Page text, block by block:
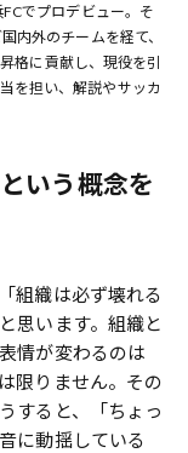
でプロデビュー。そ
内外のチームを経て、
格に貢献し、現役を引
を担い、解説やサッカ
いう概念を
組織は必ず壊れる
思います。組織と
情が変わるのは
限りません。その
すると、「ちょっ
に動揺している